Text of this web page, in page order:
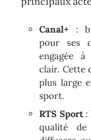
Canal+ :
pour ses
engagée
clair. Cette
plus large
sport.
RTS Sport:
qualité de